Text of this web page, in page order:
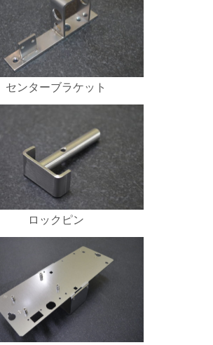
センターブラケット
ロックピン